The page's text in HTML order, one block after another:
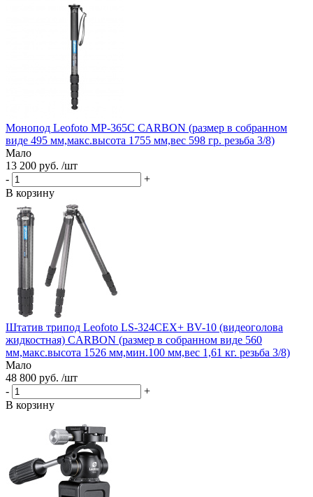
Монопод Leofoto MP-365C CARBON (размер в собранном
виде 495 мм,макс.высота 1755 мм,вес 598 гр. резьба 3/8)
Мало
13 200 руб. /шт
-
+
В корзину
Штатив трипод Leofoto LS-324CEX+ BV-10 (видеоголова
жидкостная) CARBON (размер в собранном виде 560
мм,макс.высота 1526 мм,мин.100 мм,вес 1,61 кг. резьба 3/8)
Мало
48 800 руб. /шт
-
+
В корзину